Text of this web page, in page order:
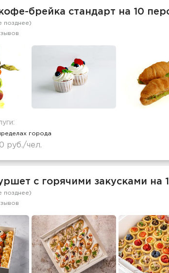
брейка стандарт на 10
позднее)
города
руб./чел.
с горячими закусками на
позднее)